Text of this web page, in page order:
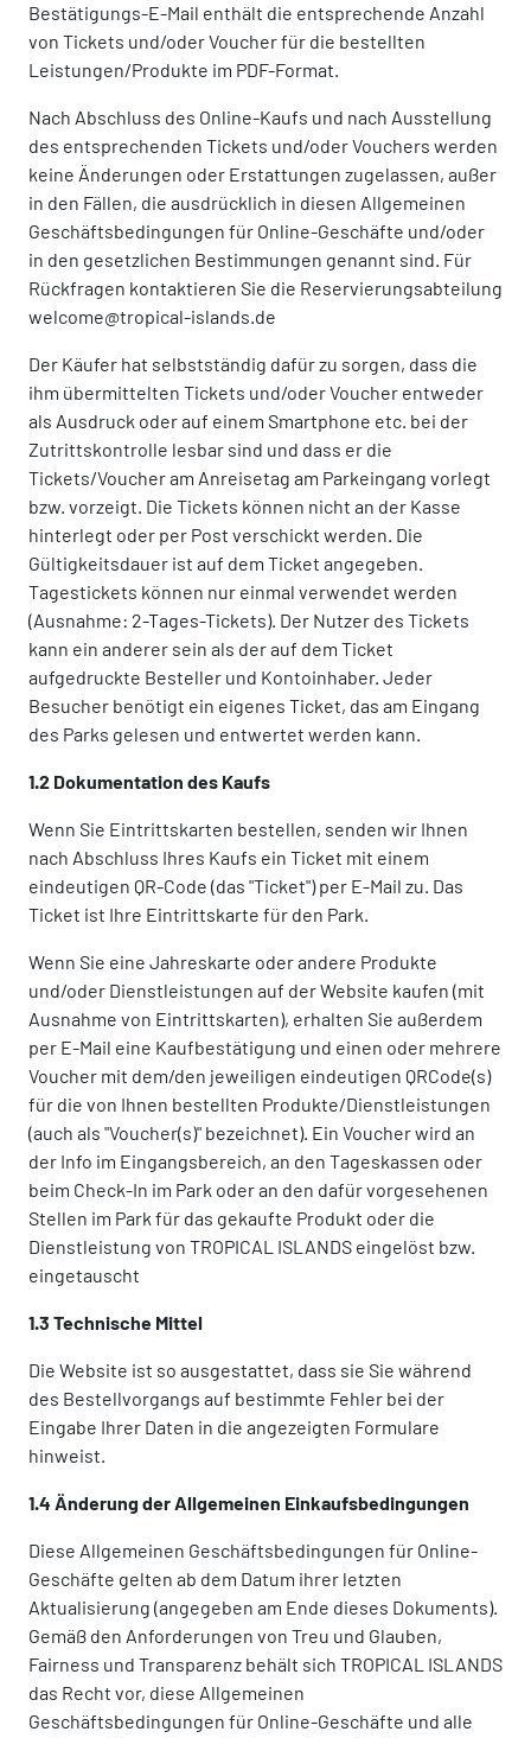
Bestätigungs-E-Mail enthält die entsprechende Anzahl
von Tickets und/oder Voucher für die bestellten
Leistungen/Produkte im PDF-Format.
Nach Abschluss des Online-Kaufs und nach Ausstellung
des entsprechenden Tickets und/oder Vouchers werden
keine Änderungen oder Erstattungen zugelassen, außer
in den Fällen, die ausdrücklich in diesen Allgemeinen
Geschäftsbedingungen für Online-Geschäfte und/oder
in den gesetzlichen Bestimmungen genannt sind. Für
Rückfragen kontaktieren Sie die Reservierungsabteilung
welcome@tropical-islands.de
Der Käufer hat selbstständig dafür zu sorgen, dass die
ihm übermittelten Tickets und/oder Voucher entweder
als Ausdruck oder auf einem Smartphone etc. bei der
Zutrittskontrolle lesbar sind und dass er die
Tickets/Voucher am Anreisetag am Parkeingang vorlegt
bzw. vorzeigt. Die Tickets können nicht an der Kasse
hinterlegt oder per Post verschickt werden. Die
Gültigkeitsdauer ist auf dem Ticket angegeben.
Tagestickets können nur einmal verwendet werden
(Ausnahme: 2-Tages-Tickets). Der Nutzer des Tickets
kann ein anderer sein als der auf dem Ticket
aufgedruckte Besteller und Kontoinhaber. Jeder
Besucher benötigt ein eigenes Ticket, das am Eingang
des Parks gelesen und entwertet werden kann.
1.2 Dokumentation des Kaufs
Wenn Sie Eintrittskarten bestellen, senden wir Ihnen
nach Abschluss Ihres Kaufs ein Ticket mit einem
eindeutigen QR-Code (das "Ticket") per E-Mail zu. Das
Ticket ist Ihre Eintrittskarte für den Park.
Wenn Sie eine Jahreskarte oder andere Produkte
und/oder Dienstleistungen auf der Website kaufen (mit
Ausnahme von Eintrittskarten), erhalten Sie außerdem
per E-Mail eine Kaufbestätigung und einen oder mehrere
Voucher mit dem/den jeweiligen eindeutigen QRCode(s)
für die von Ihnen bestellten Produkte/Dienstleistungen
(auch als "Voucher(s)" bezeichnet). Ein Voucher wird an
der Info im Eingangsbereich, an den Tageskassen oder
beim Check-In im Park oder an den dafür vorgesehenen
Stellen im Park für das gekaufte Produkt oder die
Dienstleistung von TROPICAL ISLANDS eingelöst bzw.
eingetauscht
1.3 Technische Mittel
Die Website ist so ausgestattet, dass sie Sie während
des Bestellvorgangs auf bestimmte Fehler bei der
Eingabe Ihrer Daten in die angezeigten Formulare
hinweist.
1.4 Änderung der Allgemeinen Einkaufsbedingungen
Diese Allgemeinen Geschäftsbedingungen für Online-
Geschäfte gelten ab dem Datum ihrer letzten
Aktualisierung (angegeben am Ende dieses Dokuments).
Gemäß den Anforderungen von Treu und Glauben,
Fairness und Transparenz behält sich TROPICAL ISLANDS
das Recht vor, diese Allgemeinen
Geschäftsbedingungen für Online-Geschäfte und alle